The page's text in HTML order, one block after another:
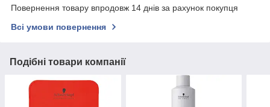
Повернення товару впродовж 14 днів за рахунок покупця
Всі умови повернення
Подібні товари компанії